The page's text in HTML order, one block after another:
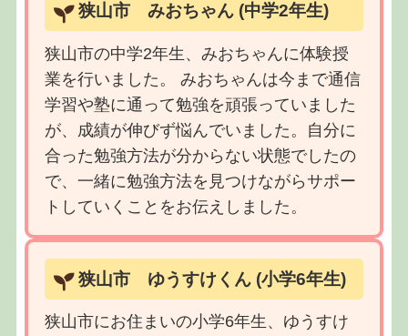
狭山市 みおちゃん (中学2年生)
狭山市の中学2年生、みおちゃんに体験授
業を行いました。 みおちゃんは今まで通信
学習や塾に通って勉強を頑張っていました
が、成績が伸びず悩んでいました。自分に
合った勉強方法が分からない状態でしたの
で、一緒に勉強方法を見つけながらサポー
トしていくことをお伝えしました。
狭山市 ゆうすけくん (小学6年生)
狭山市にお住まいの小学6年生、ゆうすけ